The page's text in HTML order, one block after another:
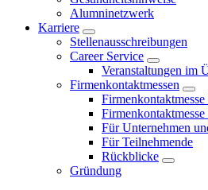
Alumninetzwerk
Karriere
Stellenausschreibungen
Career Service
Veranstaltungen im
Firmenkontaktmessen
Für Unternehmen
Für Teilnehmende
Rückblicke
Gründung